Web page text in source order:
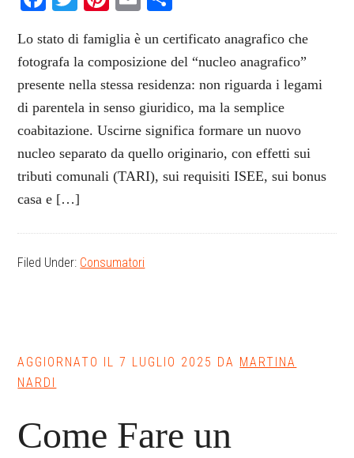
Lo stato di famiglia è un certificato anagrafico che
fotografa la composizione del “nucleo anagrafico”
presente nella stessa residenza: non riguarda i legami
di parentela in senso giuridico, ma la semplice
coabitazione. Uscirne significa formare un nuovo
nucleo separato da quello originario, con effetti sui
tributi comunali (TARI), sui requisiti ISEE, sui bonus
casa e […]
Filed Under: Consumatori
AGGIORNATO IL7 LUGLIO 2025 DA MARTINA
NARDI
Come Fare un